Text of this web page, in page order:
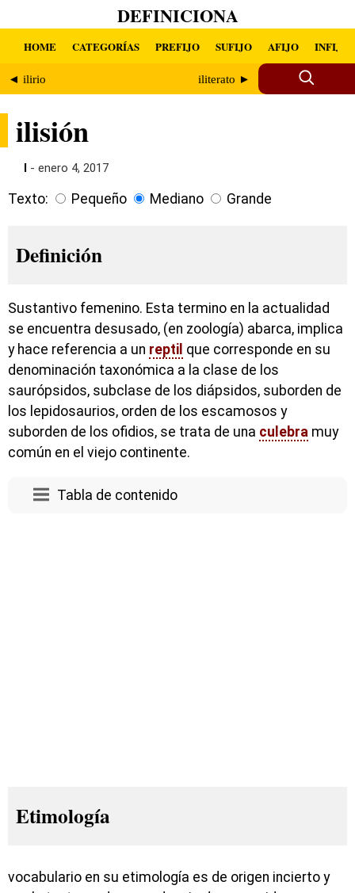
DEFINICIONA
HOME CATEGORÍAS PREFIJO SUFIJO AFIJO INFIJO
◄ ilirio iliterato ►
ilisión
I - enero 4, 2017
Texto: Pequeño Mediano Grande
Definición
Sustantivo femenino. Esta termino en la actualidad
se encuentra desusado, (en zoología) abarca, implica
y hace referencia a un reptil que corresponde en su
denominación taxonómica a la clase de los
saurópsidos, subclase de los diápsidos, suborden de
los lepidosaurios, orden de los escamosos y
suborden de los ofidios, se trata de una culebra muy
común en el viejo continente.
Tabla de contenido
Etimología
vocabulario en su etimología es de origen incierto y